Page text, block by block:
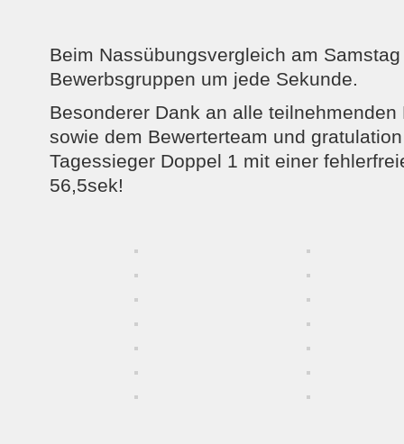
Beim Nassübungsvergleich am
Bewerbsgruppen um jede Sekunde.
Besonderer Dank an alle teilnehmenden
sowie dem Bewerterteam und
Tagessieger Doppel 1 mit einer
56,5sek!